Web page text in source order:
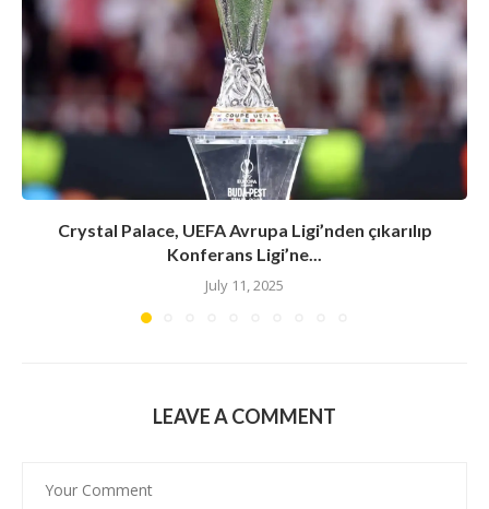
Crystal Palace, UEFA Avrupa Ligi’nden çıkarılıp
Konferans Ligi’ne...
July 11, 2025
LEAVE A COMMENT